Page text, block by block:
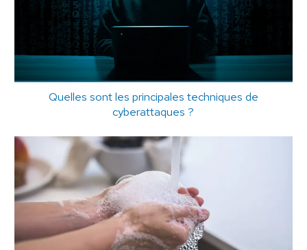
Quelles sont les principales techniques de
cyberattaques ?